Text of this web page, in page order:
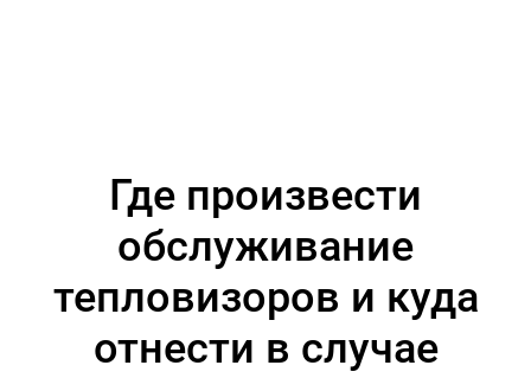
Где произвести
обслуживание
тепловизоров и куда
отнести в случае